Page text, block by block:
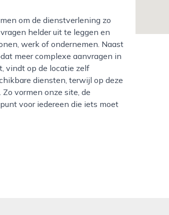
helder uit te leggen en
werk of ondernemen. Naast
meer complexe aanvragen in
vindt op de locatie zelf
diensten, terwijl op deze
vormen onze site, de
voor iedereen die iets moet